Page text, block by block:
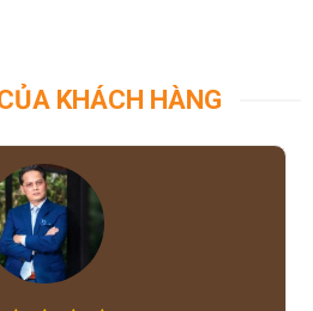
KHÁCH HÀNG